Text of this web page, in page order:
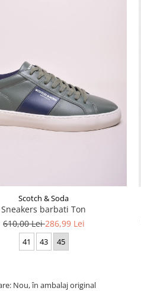
Scotch & Soda
Sneakers barbati Ton
610,00 Lei286,99 Lei
41 43 45
Nou, în ambalaj original